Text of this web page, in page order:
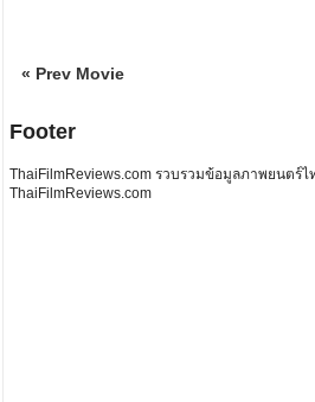
« Prev Movie
Footer
ThaiFilmReviews.com รวบรวมข้อมูลภาพยนตร์
ThaiFilmReviews.com